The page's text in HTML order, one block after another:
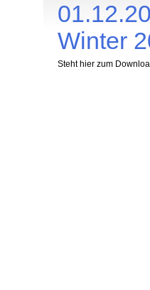
Winter
Steht hier zum